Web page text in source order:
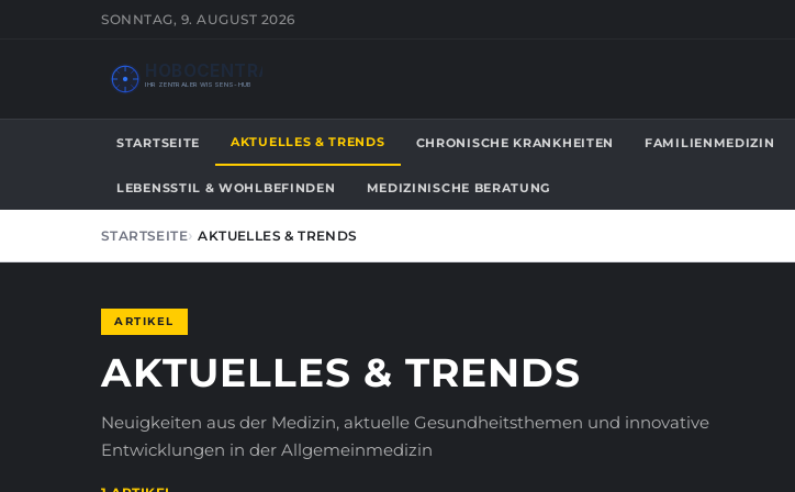
SONNTAG, 9. AUGUST 2026
HOBOCENTRAL
IHR ZENTRALER WISSENS-HUB
STARTSEITE AKTUELLES & TRENDS CHRONISCHE KRANKHEITEN FAMILIENMEDIZIN
LEBENSSTIL & WOHLBEFINDEN MEDIZINISCHE BERATUNG
STARTSEITE AKTUELLES & TRENDS
ARTIKEL
AKTUELLES & TRENDS
Neuigkeiten aus der Medizin, aktuelle Gesundheitsthemen und innovative
Entwicklungen in der Allgemeinmedizin